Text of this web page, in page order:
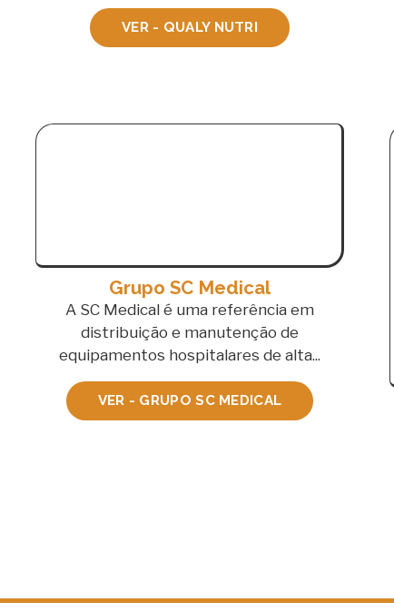
VER - QUALY NUTRI
Grupo SC Medical
A SC Medical é uma referência em
distribuição e manutenção de
equipamentos hospitalares de alta...
VER - GRUPO SC MEDICAL